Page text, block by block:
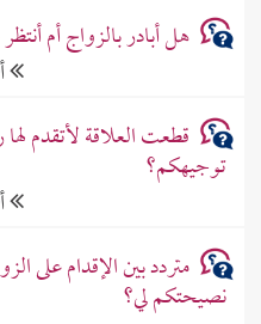
هل أبادر بالزواج أم
قطعت العلاقة لأتقدم
توجيهكم؟
متردد بين الإقدام على
نصيحتكم لي؟